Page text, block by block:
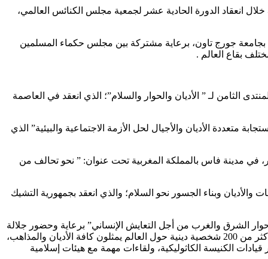
وذلك خلال انعقاد الدورة الحادية عشر لجمعية مجلس الكنائس العالمي،
بجامعة جورج تاون، برعاية مشتركة بين مجلس حكماء المسلمين
لـ ” الأديان والحوار والسلام”؛ الذي انعقد في العاصمة
“مفترق الطرق: استجابة متعددة الأديان والأجيال لحل الأزمة الاجتماعية والبيئية” الذي
حيث شارك المجلس في المنتدى الدولي للأمم المتحدة لتحالف الحضارات، الذي انعقد في الفترة من ٢٢: ٢٣ نوفمبر، في مدينة فاس بالمملكة المغربية تحت عنوان: ” نحو تحالف من
المؤتمر الدولي السابع للحوار بين الثقافات والأديان وبناء الجسور نحو السلام؛ والذي انعقد بجمهورية التشيك
الشرق والغرب من أجل التعايش الإنساني” برعاية وحضور جلالة
ملك البحرين، ومشاركة قداسة البابا فرنسيس بابا الكنيسة الكاثوليكية، وعدد من رموز وقادة الأديان، في الفترة من ٣ إلى ٤ نوفمبر، بحضور أكثر من 200 شخصية دينية حول العالم يمثلون كافة الأديان والمذاهب،
الكنيسة الكاثوليكية، ولقاءات مهمة مع هيئات إسلامية